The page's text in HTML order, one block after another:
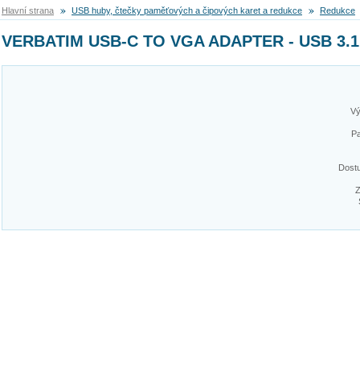
Hlavní strana USB huby, čtečky paměťových a čipových karet a redukce Redukce
VERBATIM USB-C TO VGA ADAPTER - USB